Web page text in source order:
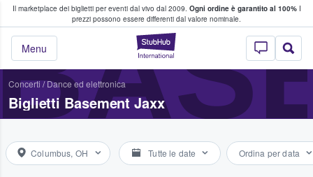
Il marketplace dei biglietti per eventi dal vivo dal 2009. Ogni ordine è garantito al 100%I
prezzi possono essere differenti dal valore nominale.
StubHub - Dove
Menu
fan comprano e vendono biglietti
Concerti/Dance ed elettronica
Biglietti Basement Jaxx
Columbus, OH Tutte le date Ordina per data